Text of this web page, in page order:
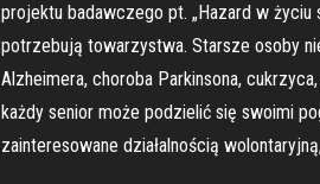
projektu badawczego pt. „Hazard w
potrzebują towarzystwa. Starsze osoby
Alzheimera, choroba Parkinsona,
każdy senior może podzielić się swoimi
zainteresowane działalnością